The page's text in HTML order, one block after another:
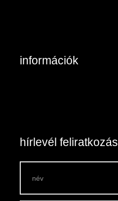
információk
hírlevél feliratkozás